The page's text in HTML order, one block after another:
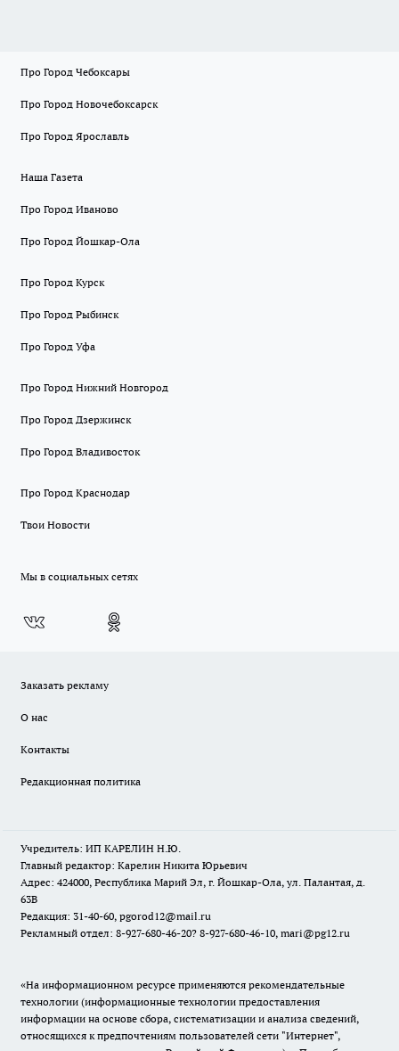
Про Город Чебоксары
Про Город Новочебоксарск
Про Город Ярославль
Наша Газета
Про Город Иваново
Про Город Йошкар-Ола
Про Город Курск
Про Город Рыбинск
Про Город Уфа
Про Город Нижний Новгород
Про Город Дзержинск
Про Город Владивосток
Про Город Краснодар
Твои Новости
Мы в социальных сетях
Заказать рекламу
О нас
Контакты
Редакционная политика
Учредитель: ИП КАРЕЛИН Н.Ю.
Главный редактор: Карелин Никита Юрьевич
Адрес: 424000, Республика Марий Эл, г. Йошкар-Ола, ул. Палантая, д.
63В
Редакция: 31-40-60, pgorod12@mail.ru
Рекламный отдел: 8-927-680-46-20? 8-927-680-46-10, mari@pg12.ru
«На информационном ресурсе применяются рекомендательные
технологии (информационные технологии предоставления
информации на основе сбора, систематизации и анализа сведений,
относящихся к предпочтениям пользователей сети "Интернет",